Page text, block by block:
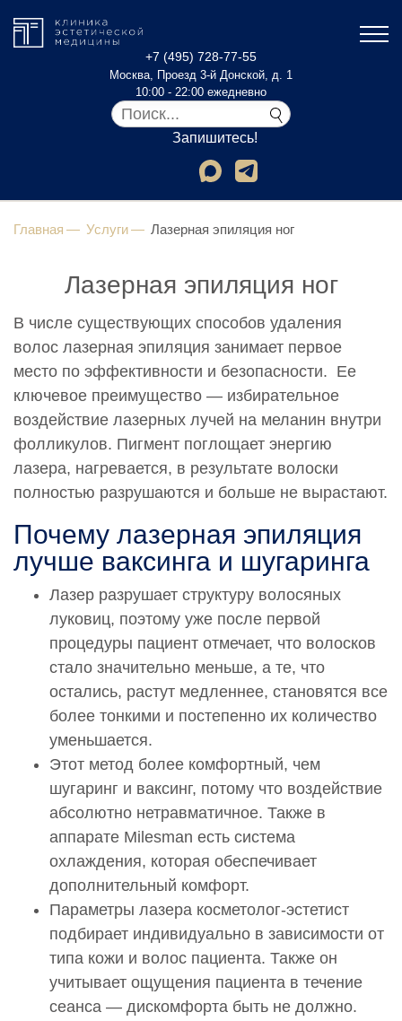
+7 (495) 728-77-55
Москва, Проезд 3-й Донской, д. 1
10:00 - 22:00 ежедневно
Запишитесь!
Главная Услуги Лазерная эпиляция ног
Лазерная эпиляция ног
В числе существующих способов удаления
волос лазерная эпиляция занимает первое
место по эффективности и безопасности. Ее
ключевое преимущество — избирательное
воздействие лазерных лучей на меланин внутри
фолликулов. Пигмент поглощает энергию
лазера, нагревается, в результате волоски
полностью разрушаются и больше не вырастают.
Почему лазерная эпиляция
лучше ваксинга и шугаринга
Лазер разрушает структуру волосяных
луковиц, поэтому уже после первой
процедуры пациент отмечает, что волосков
стало значительно меньше, а те, что
остались, растут медленнее, становятся все
более тонкими и постепенно их количество
уменьшается.
Этот метод более комфортный, чем
шугаринг и ваксинг, потому что воздействие
абсолютно нетравматичное. Также в
аппарате Milesman есть система
охлаждения, которая обеспечивает
дополнительный комфорт.
Параметры лазера косметолог-эстетист
подбирает индивидуально в зависимости от
типа кожи и волос пациента. Также он
учитывает ощущения пациента в течение
сеанса — дискомфорта быть не должно.